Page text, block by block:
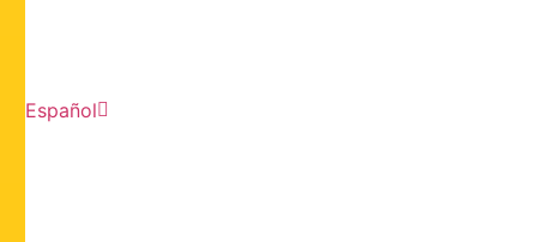
Español